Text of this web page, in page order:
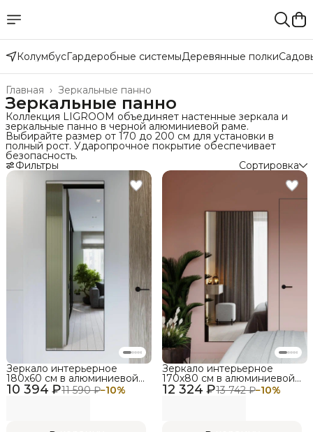
КолумбусГардеробные системыДеревянные полки
Зеркальные панно
Главная ›
Зеркальные панно
Коллекция LIGROOM объединяет настенные зеркала и
зеркальные панно в черной алюминиевой раме.
Выбирайте размер от 170 до 200 см для установки в
полный рост. Ударопрочное покрытие обеспечивает
безопасность.
Фильтры Сортировка
10 394 ₽11 590 ₽−10%
Зеркало интерьерное
180х60 см в алюминиевой
раме настенное, 12 324 ₽13 742 ₽−10%
Зеркало интерьерное
170х80 см в алюминиевой
раме настенное,